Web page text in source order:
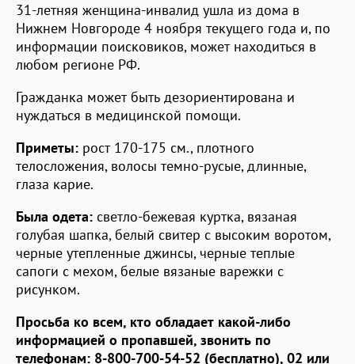
31-летняя женщина-инвалид ушла из дома в
Нижнем Новгороде 4 ноября текущего года и, по
информации поисковиков, может находиться в
любом регионе РФ.
Гражданка может быть дезориентирована и
нуждаться в медицинской помощи.
Приметы: рост 170-175 см., плотного
телосложения, волосы темно-русые, длинные,
глаза карие.
Была одета: светло-бежевая куртка, вязаная
голубая шапка, белый свитер с высоким воротом,
черные утепленные джинсы, черные теплые
сапоги с мехом, белые вязаные варежки с
рисунком.
Просьба ко всем, кто обладает какой-либо
информацией о пропавшей, звонить по
телефонам: 8-800-700-54-52 (бесплатно), 02 или